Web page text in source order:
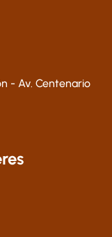
- Av. Centenario